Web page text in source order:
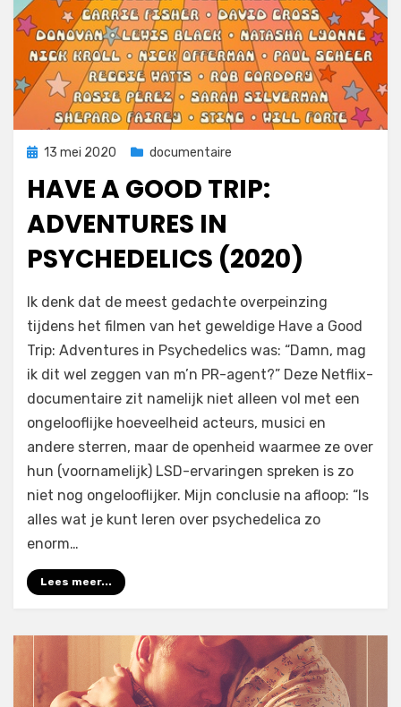
Geplaatst
13 mei 2020 documentaire
HAVE A GOOD TRIP:
ADVENTURES IN
PSYCHEDELICS (2020)
door Filmofiel.nl
Laat een reactie achter
op
a
Good
Trip:
Adventures
Psychedelics
(2020)
Ik denk dat de meest gedachte overpeinzing
tijdens het filmen van het geweldige Have a Good
Trip: Adventures in Psychedelics was: “Damn, mag
ik dit wel zeggen van m’n PR-agent?” Deze Netflix-
documentaire zit namelijk niet alleen vol met een
ongelooflijke hoeveelheid acteurs, musici en
andere sterren, maar de openheid waarmee ze over
hun (voornamelijk) LSD-ervaringen spreken is zo
niet nog ongelooflijker. Mijn conclusie na afloop: “Is
alles wat je kunt leren over psychedelica zo
enorm…
Lees meer...